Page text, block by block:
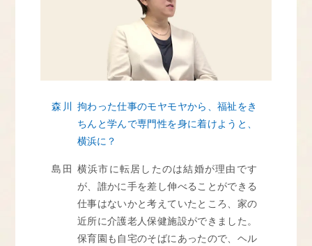
森川
拘わった仕事のモヤモヤから、福祉をき
ちんと学んで専門性を身に着けようと、
横浜に？
島田
横浜市に転居したのは結婚が理由です
が、誰かに手を差し伸べることができる
仕事はないかと考えていたところ、家の
近所に介護老人保健施設ができました。
保育園も自宅のそばにあったので、ヘル